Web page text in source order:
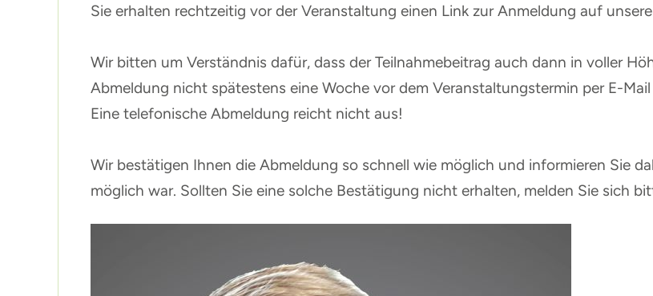
Sie erhalten rechtzeitig vor der Veranstaltung einen Link zur Anmeldung auf
Wir bitten um Verständnis dafür, dass der Teilnahmebeitrag auch dann in voller
Abmeldung nicht spätestens eine Woche vor dem Veranstaltungstermin per E-Mail
Eine telefonische Abmeldung reicht nicht aus!
Wir bestätigen Ihnen die Abmeldung so schnell wie möglich und informieren Sie
möglich war. Sollten Sie eine solche Bestätigung nicht erhalten, melden Sie sich